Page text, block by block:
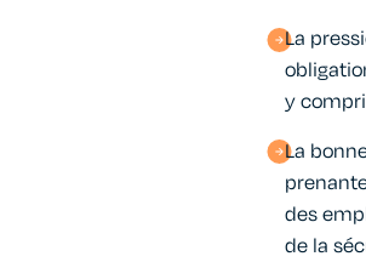
La
y
La
des
de la